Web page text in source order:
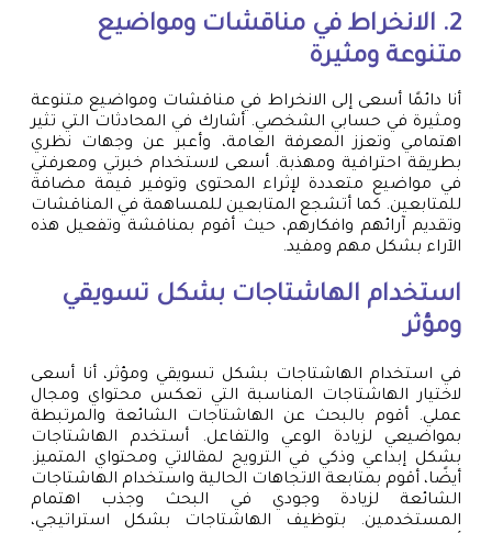
2. الانخراط في مناقشات ومواضيع
متنوعة ومثيرة
أنا دائمًا أسعى إلى الانخراط في مناقشات ومواضيع متنوعة
ومثيرة في حسابي الشخصي. أشارك في المحادثات التي تثير
اهتمامي وتعزز المعرفة العامة، وأعبر عن وجهات نظري
بطريقة احترافية ومهذبة. أسعى لاستخدام خبرتي ومعرفتي
في مواضيع متعددة لإثراء المحتوى وتوفير قيمة مضافة
للمتابعين. كما أتشجع المتابعين للمساهمة في المناقشات
وتقديم آرائهم وافكارهم، حيث أقوم بمناقشة وتفعيل هذه
الآراء بشكل مهم ومفيد.
استخدام الهاشتاجات بشكل تسويقي
ومؤثر
في استخدام الهاشتاجات بشكل تسويقي ومؤثر، أنا أسعى
لاختيار الهاشتاجات المناسبة التي تعكس محتواي ومجال
عملي. أقوم بالبحث عن الهاشتاجات الشائعة والمرتبطة
بمواضيعي لزيادة الوعي والتفاعل. أستخدم الهاشتاجات
بشكل إبداعي وذكي في الترويج لمقالاتي ومحتواي المتميز.
أيضًا، أقوم بمتابعة الاتجاهات الحالية واستخدام الهاشتاجات
الشائعة لزيادة وجودي في البحث وجذب اهتمام
المستخدمين. بتوظيف الهاشتاجات بشكل استراتيجي،